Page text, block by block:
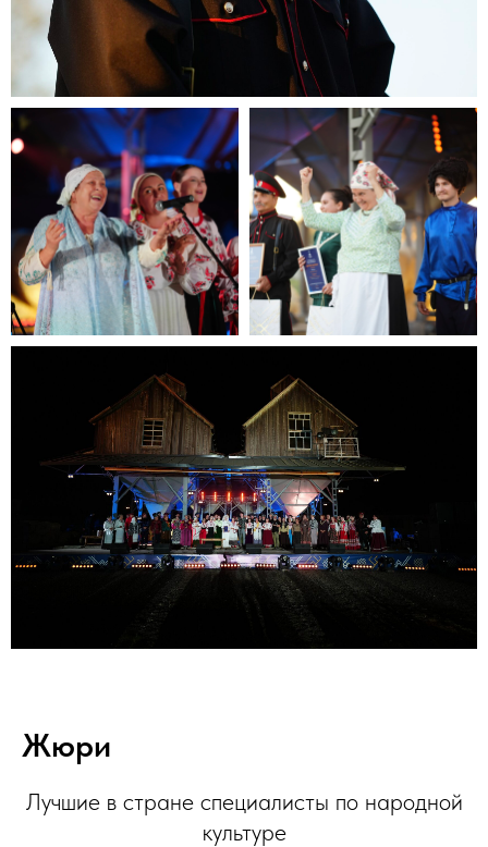
Жюри
Лучшие в стране специалисты по народной
культуре